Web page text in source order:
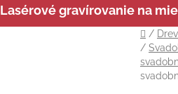
Lasérové gravírovanie na
Domov
/
/